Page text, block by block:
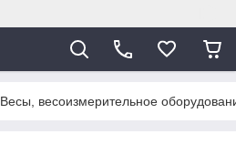
Весы, весоизмерительное